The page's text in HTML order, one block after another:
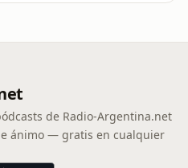
de Radio-Argentina.net
ánimo — gratis en cualquier